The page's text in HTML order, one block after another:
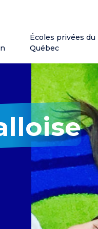
Écoles privées du
Québec